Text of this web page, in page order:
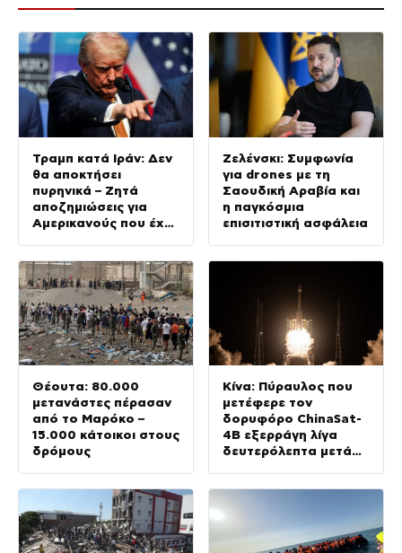
Τραμπ κατά Ιράν: Δεν
θα αποκτήσει
πυρηνικά – Ζητά
αποζημιώσεις για
Αμερικανούς που έχει
Ζελένσκι: Συμφωνία
για drones με τη
Σαουδική Αραβία και
η παγκόσμια
επισιτιστική ασφάλεια
Θέουτα: 80.000
μετανάστες πέρασαν
από το Μαρόκο –
15.000 κάτοικοι στους
δρόμους
Κίνα: Πύραυλος που
μετέφερε τον
δορυφόρο ChinaSat-
4B εξερράγη λίγα
δευτερόλεπτα μετά